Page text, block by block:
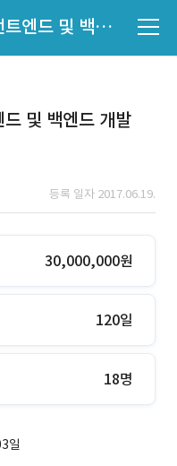
Fooding 웹플랫폼 프런트엔드 및 백엔드 개발
및 백엔드 개발
등록 일자 2017.06.19.
30,000,000원
120일
18명
일